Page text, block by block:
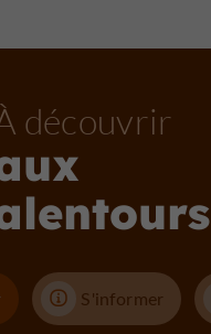
découvrir
S'informer